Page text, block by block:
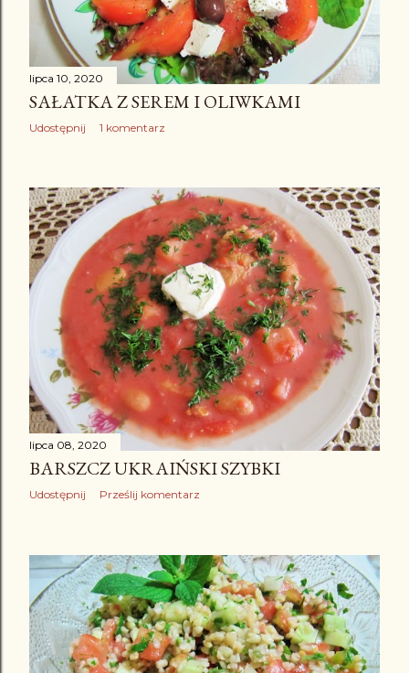
lipca 10, 2020
SAŁATKA Z SEREM I OLIWKAMI
Udostępnij 1 komentarz
lipca 08, 2020
BARSZCZ UKRAIŃSKI SZYBKI
Udostępnij Prześlij komentarz